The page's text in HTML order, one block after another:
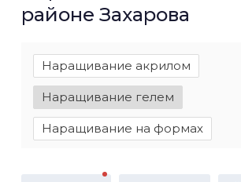
районе Захарова
Наращивание акрилом
Наращивание гелем
Наращивание на формах